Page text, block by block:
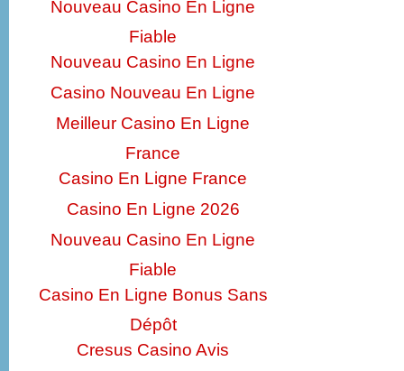
Nouveau Casino En Ligne
Fiable
Nouveau Casino En Ligne
Casino Nouveau En Ligne
Meilleur Casino En Ligne
France
Casino En Ligne France
Casino En Ligne 2026
Nouveau Casino En Ligne
Fiable
Casino En Ligne Bonus Sans
Dépôt
Cresus Casino Avis